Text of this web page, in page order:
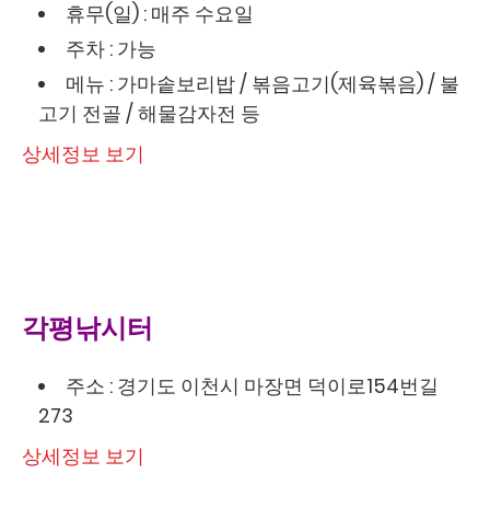
휴무(일) : 매주 수요일
주차 : 가능
메뉴 : 가마솥보리밥 / 볶음고기(제육볶음) / 불
고기 전골 / 해물감자전 등
상세정보 보기
각평낚시터
주소 : 경기도 이천시 마장면 덕이로154번길
273
상세정보 보기